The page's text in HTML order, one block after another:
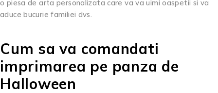
o piesa de arta personalizata care va va uimi oaspetii si va
aduce bucurie familiei dvs.
Cum sa va comandati
imprimarea pe panza de
Halloween